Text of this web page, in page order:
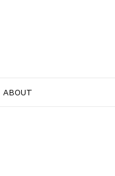
ABOUT